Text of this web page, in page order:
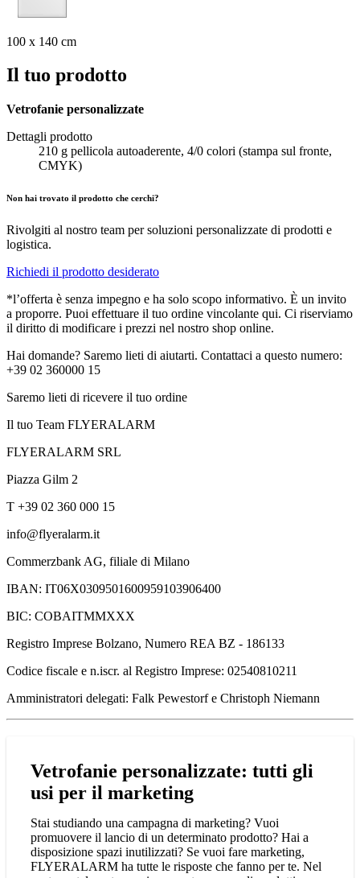
100 x 140 cm
Il tuo prodotto
Vetrofanie personalizzate
Dettagli prodotto
210 g pellicola autoaderente, 4/0 colori (stampa sul fronte,
CMYK)
Non hai trovato il prodotto che cerchi?
Rivolgiti al nostro team per soluzioni personalizzate di prodotti e
logistica.
Richiedi il prodotto desiderato
*l’offerta è senza impegno e ha solo scopo informativo. È un invito
a proporre. Puoi effettuare il tuo ordine vincolante qui. Ci riserviamo
il diritto di modificare i prezzi nel nostro shop online.
Hai domande? Saremo lieti di aiutarti. Contattaci a questo numero:
+39 02 360000 15
Saremo lieti di ricevere il tuo ordine
Il tuo Team FLYERALARM
FLYERALARM SRL
Piazza Gilm 2
T +39 02 360 000 15
info@flyeralarm.it
Commerzbank AG, filiale di Milano
IBAN: IT06X0309501600959103906400
BIC: COBAITMMXXX
Registro Imprese Bolzano, Numero REA BZ - 186133
Codice fiscale e n.iscr. al Registro Imprese: 02540810211
Amministratori delegati: Falk Pewestorf e Christoph Niemann
Vetrofanie personalizzate: tutti gli
usi per il marketing
Stai studiando una campagna di marketing? Vuoi
promuovere il lancio di un determinato prodotto? Hai a
disposizione spazi inutilizzati? Se vuoi fare marketing,
FLYERALARM ha tutte le risposte che fanno per te. Nel